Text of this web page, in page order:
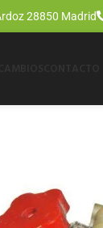
28850 Madrid